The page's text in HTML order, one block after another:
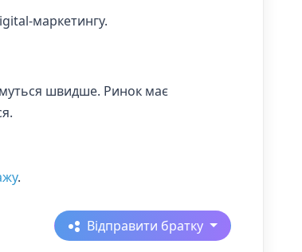
маркетингу.
швидше. Ринок має
.
Відправити братку